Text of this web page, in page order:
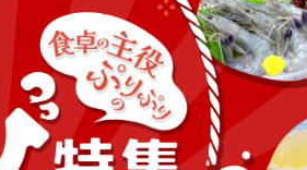
ギフト
おせち
ケーキ
ワイン
業務用